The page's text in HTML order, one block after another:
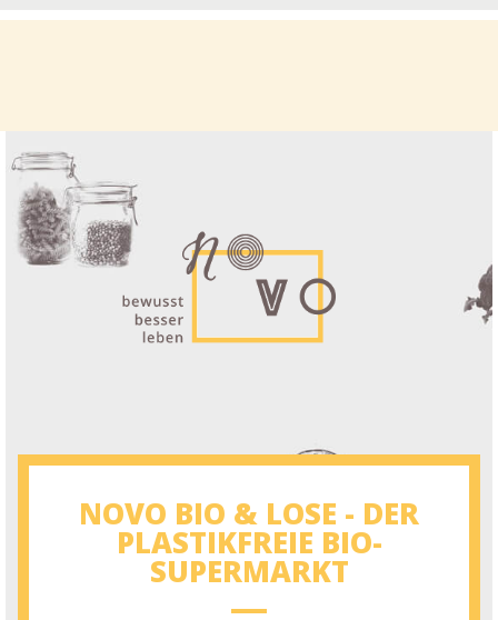
NOVO BIO & LOSE - DER
PLASTIKFREIE BIO-
SUPERMARKT